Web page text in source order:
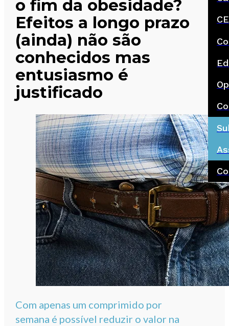
o fim da obesidade?
Efeitos a longo prazo
(ainda) não são
conhecidos mas
entusiasmo é
justificado
Com apenas um comprimido por
semana é possível reduzir o valor na